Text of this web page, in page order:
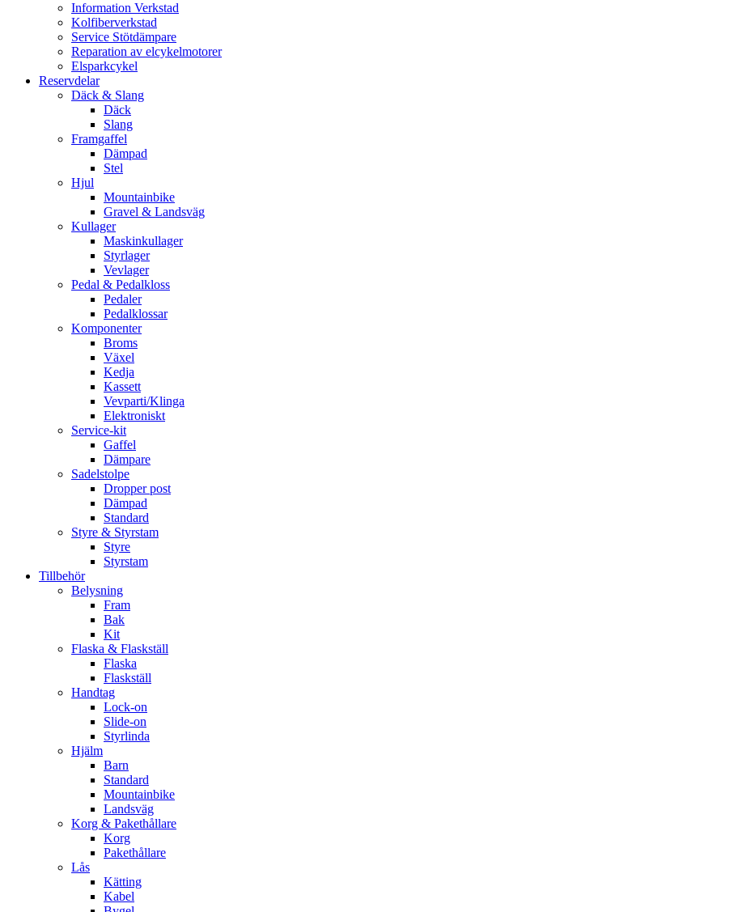
Information Verkstad
Kolfiberverkstad
Service Stötdämpare
Reparation av elcykelmotorer
Elsparkcykel
Reservdelar
Däck & Slang
Däck
Slang
Framgaffel
Dämpad
Stel
Hjul
Mountainbike
Gravel & Landsväg
Kullager
Maskinkullager
Styrlager
Vevlager
Pedal & Pedalkloss
Pedaler
Pedalklossar
Komponenter
Broms
Växel
Kedja
Kassett
Vevparti/Klinga
Elektroniskt
Service-kit
Gaffel
Dämpare
Sadelstolpe
Dropper post
Dämpad
Standard
Styre & Styrstam
Styre
Styrstam
Tillbehör
Belysning
Fram
Bak
Kit
Flaska & Flaskställ
Flaska
Flaskställ
Handtag
Lock-on
Slide-on
Styrlinda
Hjälm
Barn
Standard
Mountainbike
Landsväg
Korg & Pakethållare
Korg
Pakethållare
Lås
Kätting
Kabel